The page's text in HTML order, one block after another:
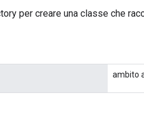
per creare una classe che
ambito